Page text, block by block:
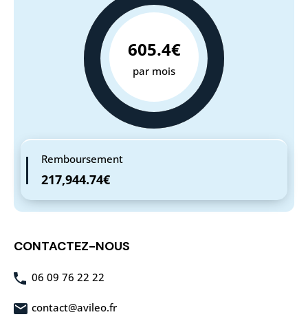
605.4€
par mois
Remboursement
217,944.74€
CONTACTEZ-NOUS
06 09 76 22 22
contact@avileo.fr